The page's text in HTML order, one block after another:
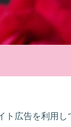
ト広告を利用し